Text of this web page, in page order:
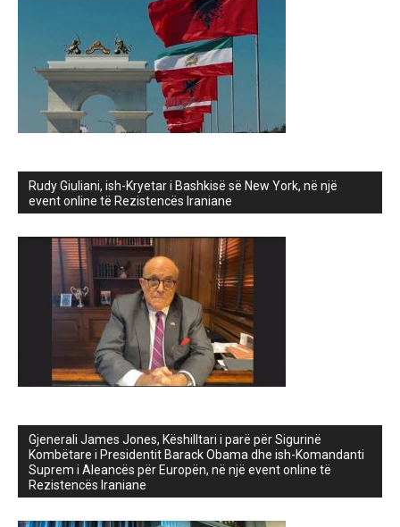
Rudy Giuliani, ish-Kryetar i Bashkisë së New York, në një
event online të Rezistencës Iraniane
Gjenerali James Jones, Këshilltari i parë për Sigurinë
Kombëtare i Presidentit Barack Obama dhe ish-Komandanti
Suprem i Aleancës për Europën, në një event online të
Rezistencës Iraniane